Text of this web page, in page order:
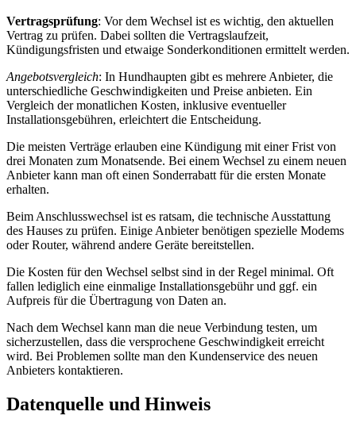
Vertragsprüfung: Vor dem Wechsel ist es wichtig, den aktuellen
Vertrag zu prüfen. Dabei sollten die Vertragslaufzeit,
Kündigungsfristen und etwaige Sonderkonditionen ermittelt werden.
Angebotsvergleich: In Hundhaupten gibt es mehrere Anbieter, die
unterschiedliche Geschwindigkeiten und Preise anbieten. Ein
Vergleich der monatlichen Kosten, inklusive eventueller
Installationsgebühren, erleichtert die Entscheidung.
Die meisten Verträge erlauben eine Kündigung mit einer Frist von
drei Monaten zum Monatsende. Bei einem Wechsel zu einem neuen
Anbieter kann man oft einen Sonderrabatt für die ersten Monate
erhalten.
Beim Anschlusswechsel ist es ratsam, die technische Ausstattung
des Hauses zu prüfen. Einige Anbieter benötigen spezielle Modems
oder Router, während andere Geräte bereitstellen.
Die Kosten für den Wechsel selbst sind in der Regel minimal. Oft
fallen lediglich eine einmalige Installationsgebühr und ggf. ein
Aufpreis für die Übertragung von Daten an.
Nach dem Wechsel kann man die neue Verbindung testen, um
sicherzustellen, dass die versprochene Geschwindigkeit erreicht
wird. Bei Problemen sollte man den Kundenservice des neuen
Anbieters kontaktieren.
Datenquelle und Hinweis